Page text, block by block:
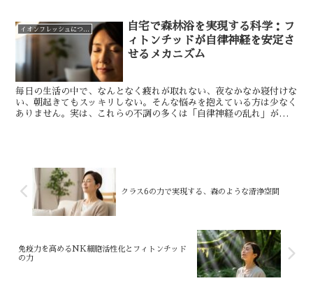
自宅で森林浴を実現する科学：フ
ィトンチッドが自律神経を安定さ
せるメカニズム
毎日の生活の中で、なんとなく疲れが取れない、夜なかなか寝付けな
い、朝起きてもスッキリしない。そんな悩みを抱えている方は少なく
ありません。実は、これらの不調の多くは「自律神経の乱れ」が原因
クラス6の力で実現する、森のような清浄空間
免疫力を高めるNK細胞活性化とフィトンチッド
の力